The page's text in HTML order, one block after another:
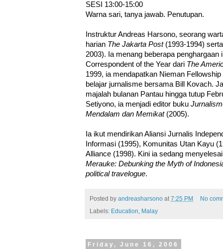
SESI 13:00-15:00
Warna sari, tanya jawab. Penutupan.
Instruktur Andreas Harsono, seorang
harian The Jakarta Post(1993-1994)
2003). Ia menang beberapa penghargaan
Correspondent of the Year dari The
1999, ia mendapatkan Nieman
belajar jurnalisme bersama Bill Kovach.
majalah bulanan Pantau hingga tutup
Setiyono, ia menjadi editor buku
Mendalam dan Memikat(2005).
Ia ikut mendirikan Aliansi Jurnalis
Informasi (1995), Komunitas Utan Kayu
Alliance (1998). Kini ia sedang
Merauke: Debunking the Myth of
political travelogue.
Posted by andreasharsono at 7:25 PM
No
Labels: Education Malay
Friday, June 16, 2006